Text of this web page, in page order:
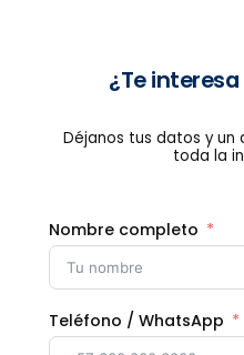
¿Te
Déjanos tus datos y
toda la
Nombre completo
Teléfono / WhatsApp